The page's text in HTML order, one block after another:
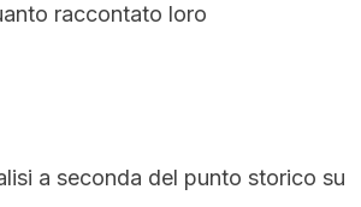
raccontato loro
a seconda del punto storico su